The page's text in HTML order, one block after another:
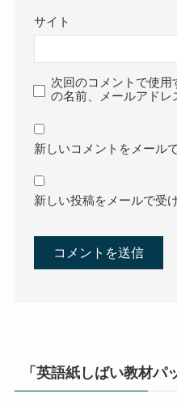
サイト
次回のコメントで使
の名前、メールアドレ
新しいコメントをメール
新しい投稿をメールで受
「英語紙しばい教材パ